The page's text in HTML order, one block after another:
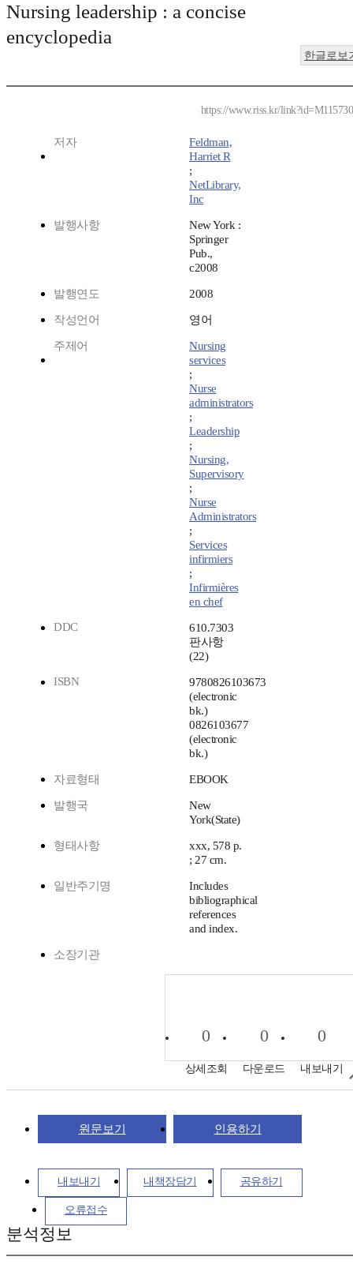
Nursing leadership : a concise
encyclopedia
한글로보
https://www.riss.kr/
저자
Feldman,
Harriet R
;
NetLibrary,
Inc
발행사항
New York :
Springer
Pub.,
c2008
발행연도 2008
작성언어 영어
주제어
Nursing
services
;
Nurse
administrators
;
Leadership
;
Nursing,
Supervisory
;
Nurse
Administrators
;
Services
infirmiers
;
Infirmières
en chef
DDC
610.7303
판사항
(22)
ISBN
9780826103673
(electronic
bk.)
0826103677
(electronic
bk.)
자료형태 EBOOK
발행국
New
York(State)
형태사항
xxx, 578 p.
; 27 cm.
일반주기명
Includes
bibliographical
references
and index.
소장기관
0
상세조회
0
다운로드
0
내보내기
원문보기 인용하기
내보내기 내책장담기 공유하기
오류접수
분석정보